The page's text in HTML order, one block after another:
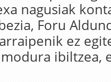
nagusiak
Foru
ez
ibiltzea,